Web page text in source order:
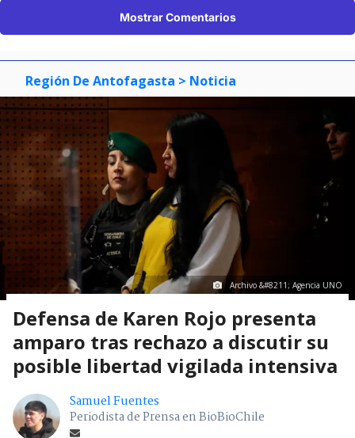
Mostrar Comentarios
Región De Antofagasta > Noticia
Archivo &#8211; Agencia UNO
Defensa de Karen Rojo presenta
amparo tras rechazo a discutir su
posible libertad vigilada intensiva
Samuel Fuentes
Periodista de Prensa en BioBioChile